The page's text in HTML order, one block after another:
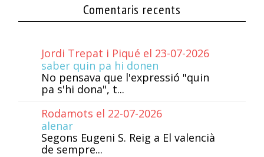
Comentaris recents
Jordi Trepat i Piqué el 23-07-2026
saber quin pa hi donen
No pensava que l'expressió "quin
pa s'hi dona", t...
Rodamots el 22-07-2026
alenar
Segons Eugeni S. Reig a El valencià
de sempre...